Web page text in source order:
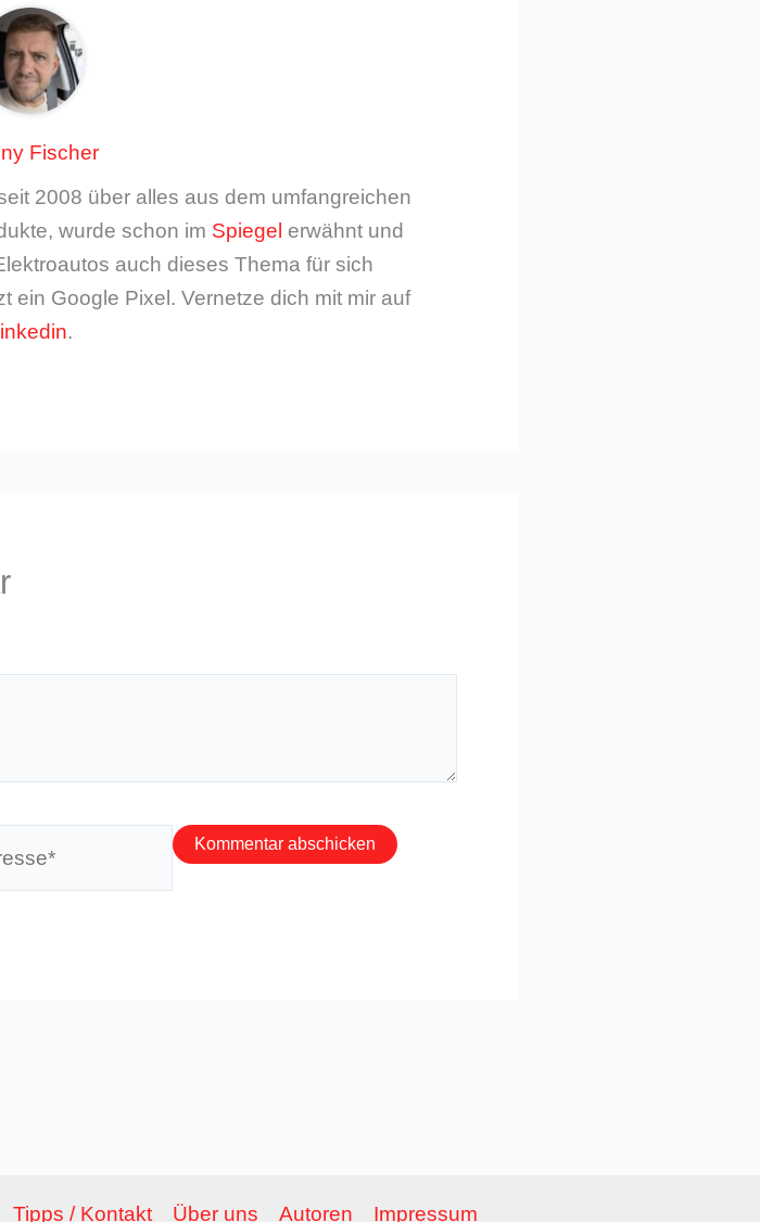
Fischer
2008 über alles aus dem umfangreichen
wurde schon im Spiegel erwähnt und
auch dieses Thema für sich
ein Google Pixel. Vernetze dich mit mir auf
.
Tipps / Kontakt Über uns Autoren Impressum